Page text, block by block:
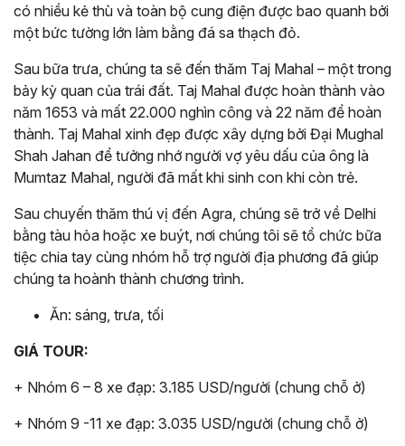
có nhiều kẻ thù và toàn bộ cung điện được bao quanh bởi
một bức tường lớn làm bằng đá sa thạch đỏ.
Sau bữa trưa, chúng ta sẽ đến thăm Taj Mahal – một trong
bảy kỳ quan của trái đất. Taj Mahal được hoàn thành vào
năm 1653 và mất 22.000 nghìn công và 22 năm để hoàn
thành. Taj Mahal xinh đẹp được xây dựng bởi Đại Mughal
Shah Jahan để tưởng nhớ người vợ yêu dấu của ông là
Mumtaz Mahal, người đã mất khi sinh con khi còn trẻ.
Sau chuyến thăm thú vị đến Agra, chúng sẽ trở về Delhi
bằng tàu hỏa hoặc xe buýt, nơi chúng tôi sẽ tổ chức bữa
tiệc chia tay cùng nhóm hỗ trợ người địa phương đã giúp
chúng ta hoành thành chương trình.
Ăn: sáng, trưa, tối
GIÁ TOUR:
+ Nhóm 6 – 8 xe đạp: 3.185 USD/người (chung chỗ ở)
+ Nhóm 9 -11 xe đạp: 3.035 USD/người (chung chỗ ở)